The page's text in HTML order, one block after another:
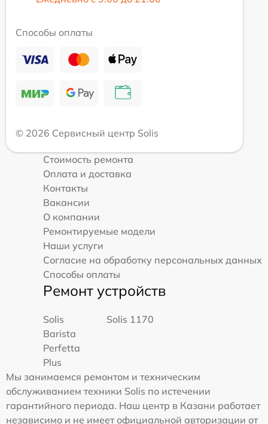
Способы оплаты
© 2026 Сервисный центр Solis
Стоимость ремонта
Оплата и доставка
Контакты
Вакансии
О компании
Ремонтируемые модели
Наши услуги
Согласие на обработку персональных данных
Способы оплаты
Ремонт устройств
Solis
Barista
Perfetta
Plus
Solis 1170
Мы занимаемся ремонтом и техническим
обслуживанием техники Solis по истечении
гарантийного периода. Наш центр в Казани работает
независимо и не имеет официальной авторизации от